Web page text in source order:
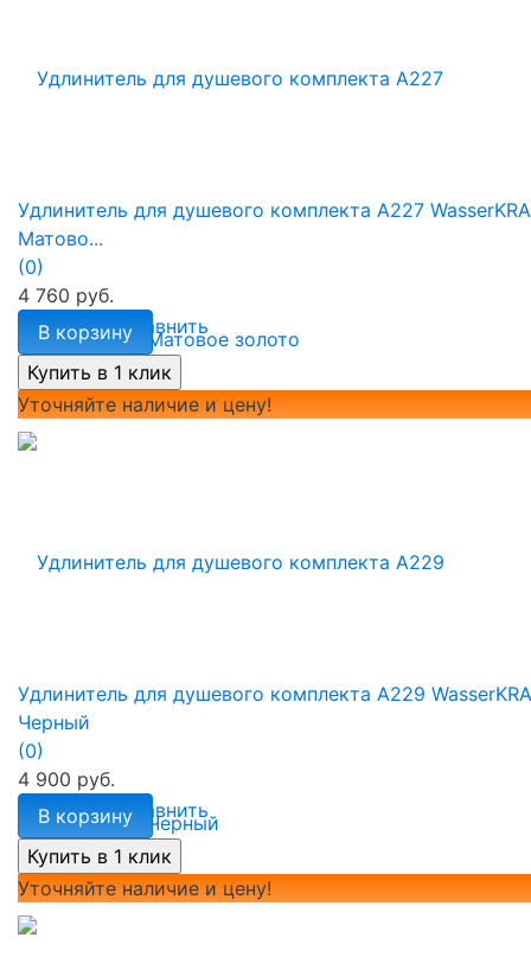
избранное сравнить
Удлинитель для душевого комплекта A227
Матово...
(0)
4 760 руб.
В корзину
Уточняйте наличие и цену!
избранное сравнить
Удлинитель для душевого комплекта A229
Черный
(0)
4 900 руб.
В корзину
Уточняйте наличие и цену!